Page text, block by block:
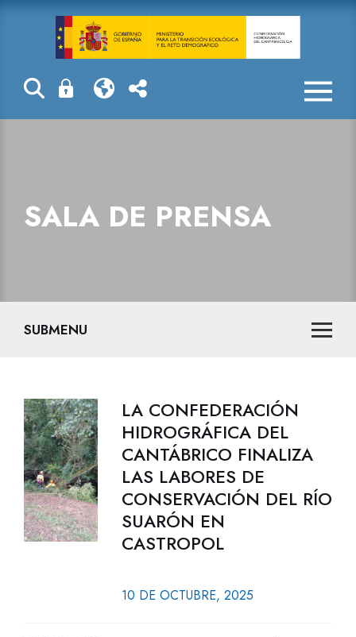
Sala de prensa
SALA DE PRENSA
SUBMENU
LA CONFEDERACIÓN
HIDROGRÁFICA DEL
CANTÁBRICO FINALIZA
LAS LABORES DE
CONSERVACIÓN DEL RÍO
SUARÓN EN
CASTROPOL
10 DE OCTUBRE, 2025